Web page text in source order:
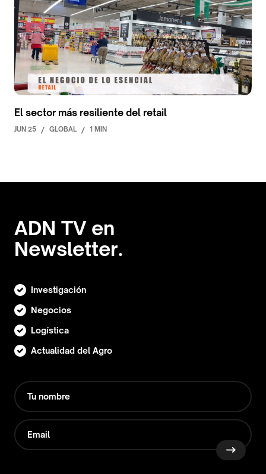
El sector más resiliente del retail
JUN 25 / GLOBAL / 1 MIN
ADN TV en
Newsletter.
Investigación
Negocios
Logística
Actualidad del Agro